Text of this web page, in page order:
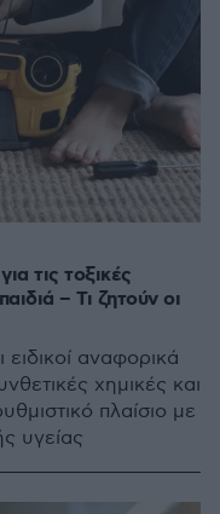
τις τοξικές
– Τι ζητούν οι
ειδικοί αναφορικά
χημικές και
πλαίσιο με
υγείας